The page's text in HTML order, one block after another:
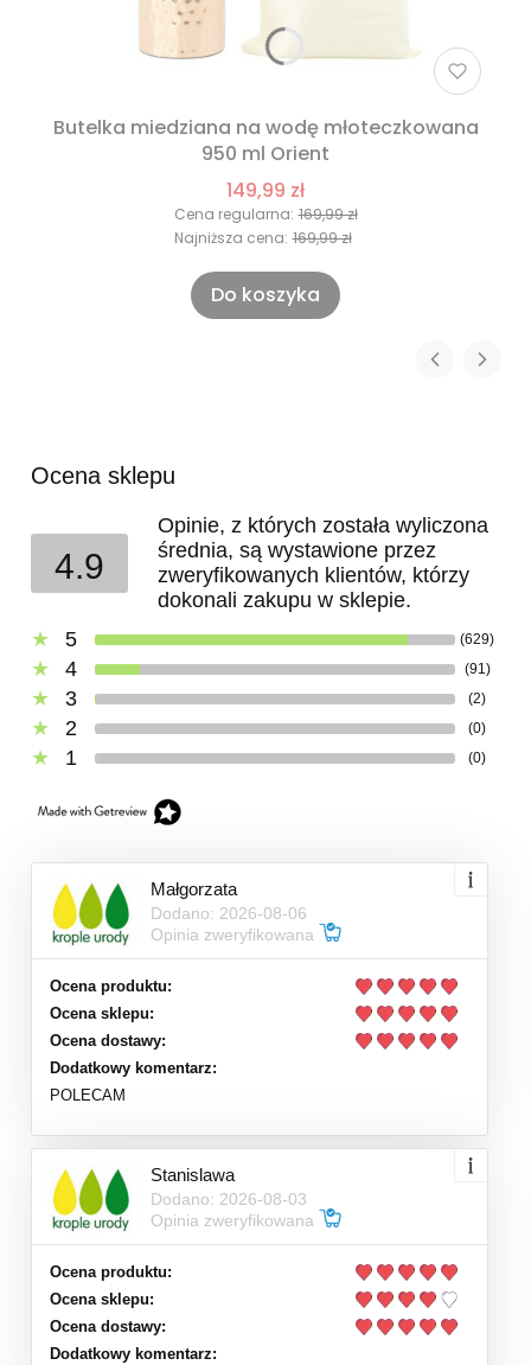
Butelka miedziana na wodę młoteczkowana
950 ml Orient
149,99 zł
Cena regularna: 169,99 zł
Najniższa cena: 169,99 zł
Do koszyka
Ocena sklepu
4.9
Opinie, z których została wyliczona
średnia, są wystawione przez
zweryfikowanych klientów, którzy
dokonali zakupu w sklepie.
5
(629)
4 (91)
3 (2)
2 (0)
1 (0)
Małgorzata
Dodano: 2026-08-06
Opinia zweryfikowana
Ocena produktu:
Ocena sklepu:
Ocena dostawy:
Dodatkowy komentarz:
POLECAM
Stanislawa
Dodano: 2026-08-03
Opinia zweryfikowana
Ocena produktu:
Ocena sklepu:
Ocena dostawy:
Dodatkowy komentarz: